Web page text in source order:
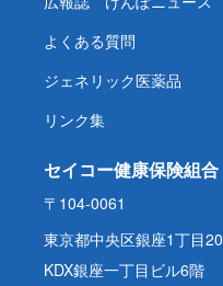
よくある質問
ジェネリック医薬品
リンク集
セイコー健康保険組合
〒104-0061
東京都中央区銀座1丁目
KDX銀座一丁目ビル6階